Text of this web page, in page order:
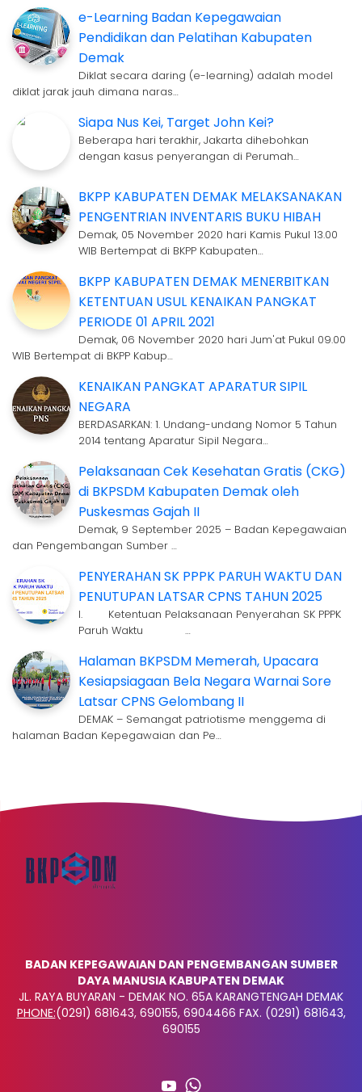
e-Learning Badan Kepegawaian
Pendidikan dan Pelatihan Kabupaten
Demak
Diklat secara daring (e-learning) adalah model
diklat jarak jauh dimana naras…
Siapa Nus Kei, Target John Kei?
Beberapa hari terakhir, Jakarta dihebohkan
dengan kasus penyerangan di Perumah…
BKPP KABUPATEN DEMAK MELAKSANAKAN
PENGENTRIAN INVENTARIS BUKU HIBAH
Demak, 05 November 2020 hari Kamis Pukul 13.00
WIB Bertempat di BKPP Kabupaten…
BKPP KABUPATEN DEMAK MENERBITKAN
KETENTUAN USUL KENAIKAN PANGKAT
PERIODE 01 APRIL 2021
Demak, 06 November 2020 hari Jum'at Pukul 09.00
WIB Bertempat di BKPP Kabup…
KENAIKAN PANGKAT APARATUR SIPIL
NEGARA
BERDASARKAN: 1. Undang-undang Nomor 5 Tahun
2014 tentang Aparatur Sipil Negara…
Pelaksanaan Cek Kesehatan Gratis (CKG)
di BKPSDM Kabupaten Demak oleh
Puskesmas Gajah II
Demak, 9 September 2025 – Badan Kepegawaian
dan Pengembangan Sumber …
PENYERAHAN SK PPPK PARUH WAKTU DAN
PENUTUPAN LATSAR CPNS TAHUN 2025
I. Ketentuan Pelaksanaan Penyerahan SK PPPK
Paruh Waktu …
Halaman BKPSDM Memerah, Upacara
Kesiapsiagaan Bela Negara Warnai Sore
Latsar CPNS Gelombang II
DEMAK – Semangat patriotisme menggema di
halaman Badan Kepegawaian dan Pe…
BADAN KEPEGAWAIAN DAN PENGEMBANGAN SUMBER
DAYA MANUSIA KABUPATEN DEMAK
JL. RAYA BUYARAN - DEMAK NO. 65A KARANGTENGAH DEMAK
PHONE:(0291) 681643, 690155, 6904466 FAX. (0291) 681643,
690155